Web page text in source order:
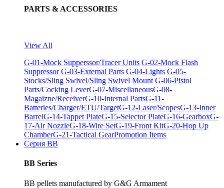
PARTS & ACCESSORIES
View All
G-01-Mock Supperssor/Tracer Units G-02-Mock Flash
Suppressor G-03-External Parts G-04-Lights G-05-
Stocks/Sling Swivel/Sling Swivel Mount G-06-Pistol
Parts/Cocking LeverG-07-MiscellaneousG-08-
Magaizne/ReceiverG-10-Internal PartsG-11-
Batteries/Charger/ETU/TargetG-12-Laser/ScopesG-13-Inner
BarrelG-14-Tappet PlateG-15-Selector PlateG-16-GearboxG-
17-Air NozzleG-18-Wire SetG-19-Front KitG-20-Hop Up
ChamberG-21-Tactical GearPromotion Items
Серия BB
BB Series
BB pellets manufactured by G&G Armament